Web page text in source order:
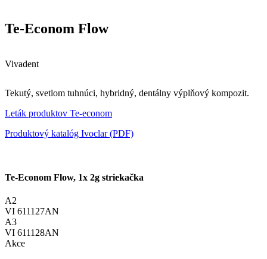
Te-Econom Flow
Vivadent
Tekutý, svetlom tuhnúci, hybridný, dentálny výplňový kompozit.
Leták produktov Te-econom
Produktový katalóg Ivoclar (PDF)
Te-Econom Flow, 1x 2g striekačka
A2
VI 611127AN
A3
VI 611128AN
Akce